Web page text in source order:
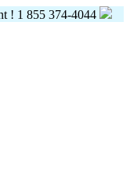
! 1 855 374-4044